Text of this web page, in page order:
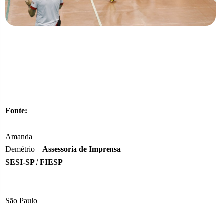
Fonte:
Amanda
Demétrio – Assessoria de Imprensa
SESI-SP / FIESP
São Paulo